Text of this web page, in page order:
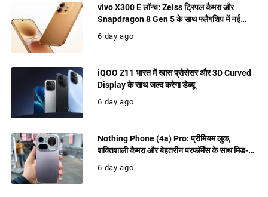
vivo X300 E लॉन्च: Zeiss ट्रिपल कैमरा और
Snapdragon 8 Gen 5 के साथ फ्लैगशिप में नई
पेशकश
6 day ago
iQOO Z11 भारत में खास प्रोसेसर और 3D Curved
Display के साथ जल्द करेगा डेब्यू
6 day ago
Nothing Phone (4a) Pro: प्रीमियम लुक,
शक्तिशाली कैमरा और बेहतरीन परफॉर्मेंस के साथ मिड-
रेंज में धमाल मचाने को तैयार
6 day ago